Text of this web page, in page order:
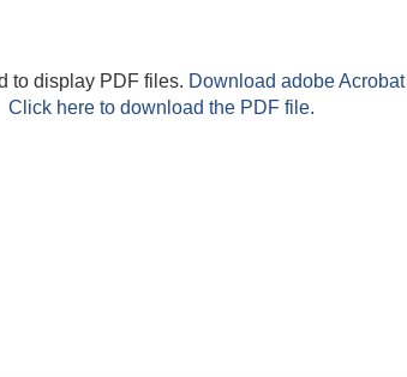
to display PDF files. Download adobe Acrobat
Click here to download the PDF file.